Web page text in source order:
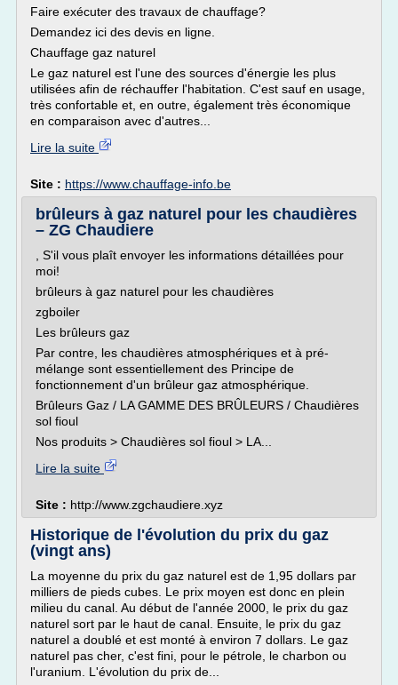
Faire exécuter des travaux de chauffage?
Demandez ici des devis en ligne.
Chauffage gaz naturel
Le gaz naturel est l'une des sources d'énergie les plus
utilisées afin de réchauffer l'habitation. C'est sauf en usage,
très confortable et, en outre, également très économique
en comparaison avec d'autres...
Lire la suite
Site : https://www.chauffage-info.be
brûleurs à gaz naturel pour les chaudières
– ZG Chaudiere
, S'il vous plaît envoyer les informations détaillées pour
moi!
brûleurs à gaz naturel pour les chaudières
zgboiler
Les brûleurs gaz
Par contre, les chaudières atmosphériques et à pré-
mélange sont essentiellement des Principe de
fonctionnement d'un brûleur gaz atmosphérique.
Brûleurs Gaz / LA GAMME DES BRÛLEURS / Chaudières
sol fioul
Nos produits > Chaudières sol fioul > LA...
Lire la suite
Site : http://www.zgchaudiere.xyz
Historique de l'évolution du prix du gaz
(vingt ans)
La moyenne du prix du gaz naturel est de 1,95 dollars par
milliers de pieds cubes. Le prix moyen est donc en plein
milieu du canal. Au début de l'année 2000, le prix du gaz
naturel sort par le haut de canal. Ensuite, le prix du gaz
naturel a doublé et est monté à environ 7 dollars. Le gaz
naturel pas cher, c'est fini, pour le pétrole, le charbon ou
l'uranium. L'évolution du prix de...